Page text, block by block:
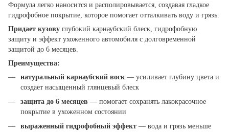
Формула легко наносится и располировывается, создавая гладкое
гидрофобное покрытие, которое помогает отталкивать воду и грязь.
Придает кузову глубокий карнаубский блеск, гидрофобную
защиту и эффект ухоженного автомобиля с долговременной
защитой до 6 месяцев.
Преимущества:
натуральный карнаубский воск — усиливает глубину цвета и
создает насыщенный глянцевый блеск
защита до 6 месяцев — помогает сохранять лакокрасочное
покрытие в ухоженном состоянии
выраженный гидрофобный эффект — вода и грязь меньше